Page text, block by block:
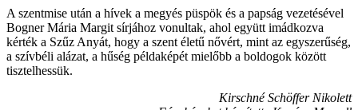
A szentmise után a hívek a megyés püspök és a papság vezetésével
Bogner Mária Margit sírjához vonultak, ahol együtt imádkozva
kérték a Szűz Anyát, hogy a szent életű nővért, mint az egyszerűség,
a szívbéli alázat, a hűség példaképét mielőbb a boldogok között
tisztelhessük.
Kirschné Schöffer Nikolett